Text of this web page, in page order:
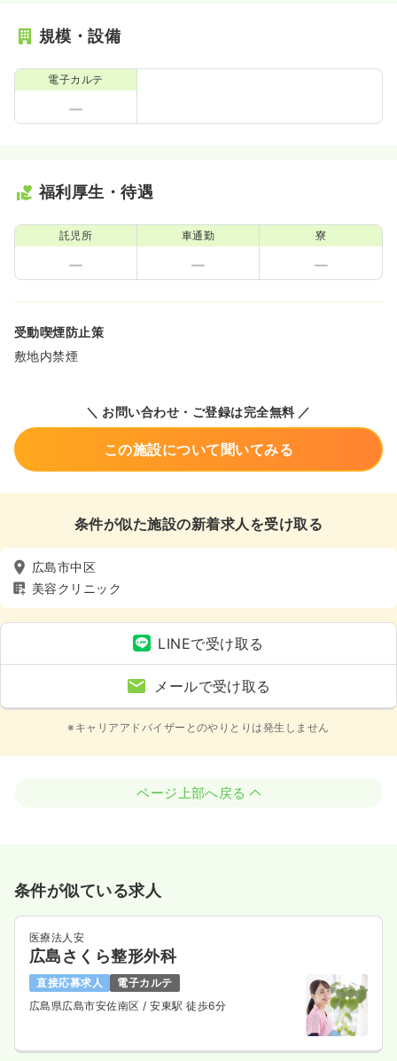
規模・設備
電子カルテ
福利厚生・待遇
託児所 車通勤 寮
受動喫煙防止策
敷地内禁煙
＼ お問い合わせ・ご登録は完全無料 ／
この施設について聞いてみる
条件が似た施設の新着求人を受け取る
広島市中区
美容クリニック
LINEで受け取る
メールで受け取る
※キャリアアドバイザーとのやりとりは発生しません
ページ上部へ戻る
条件が似ている求人
医療法人安
広島さくら整形外科
直接応募求人
電子カルテ
広島県広島市安佐南区/ 安東駅 徒歩6分